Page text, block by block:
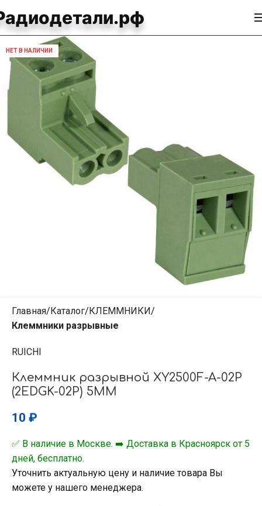
НЕТ В НАЛИЧИИ
Главная Каталог КЛЕММНИКИ
Клеммники разрывные
RUICHI
Клеммник разрывной XY2500F-A-02P
(2EDGK-02P) 5MM
10 ₽
✅ В наличие в Москве. ➡️ Доставка в Красноярск от 5
дней, бесплатно.
Уточнить актуальную цену и наличие товара Вы
можете у нашего менеджера.